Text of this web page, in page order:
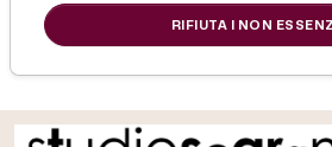
di Redazione Picenotime
RIFIUTA I NON